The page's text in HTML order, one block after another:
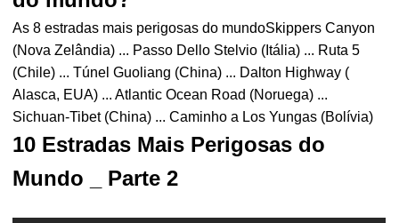
As 8 estradas mais perigosas do mundoSkippers Canyon
(Nova Zelândia) ... Passo Dello Stelvio (Itália) ... Ruta 5
(Chile) ... Túnel Guoliang (China) ... Dalton Highway (
Alasca, EUA) ... Atlantic Ocean Road (Noruega) ...
Sichuan-Tibet (China) ... Caminho a Los Yungas (Bolívia)
10 Estradas Mais Perigosas do
Mundo _ Parte 2